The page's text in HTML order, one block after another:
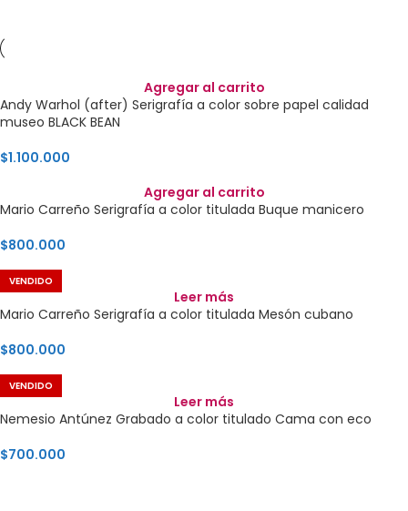
Agregar al carrito
Andy Warhol (after) Serigrafía a color sobre papel calidad
museo BLACK BEAN
$1.100.000
Agregar al carrito
Mario Carreño Serigrafía a color titulada Buque manicero
$800.000
VENDIDO
Leer más
Mario Carreño Serigrafía a color titulada Mesón cubano
$800.000
VENDIDO
Leer más
Nemesio Antúnez Grabado a color titulado Cama con eco
$700.000